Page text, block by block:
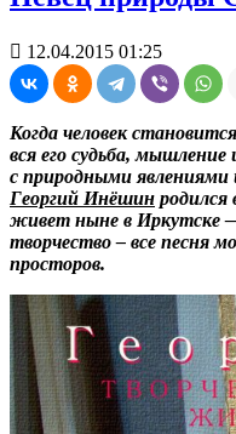
 12.04.2015 01:25
Когда человек
вся его судьба,
с природными
Георгий Инёшин родился
живет ныне в Иркутске
творчество – все песня
просторов.